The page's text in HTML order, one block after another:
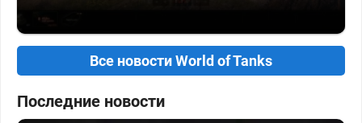
Все новости World of Tanks
Последние новости